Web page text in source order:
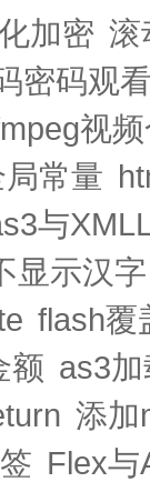
加密 滚
密码观
视
常量
与
显示汉字
flash覆
额 as3
添加
Flex与